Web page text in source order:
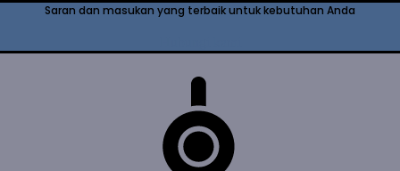
Saran dan masukan yang terbaik untuk kebutuhan Anda